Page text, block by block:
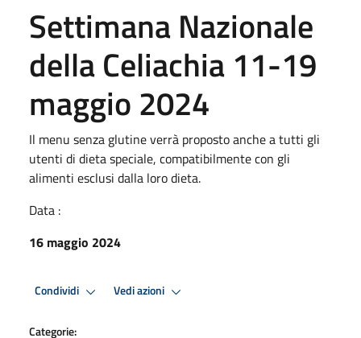
Settimana Nazionale
della Celiachia 11-19
maggio 2024
Il menu senza glutine verrà proposto anche a tutti gli
utenti di dieta speciale, compatibilmente con gli
alimenti esclusi dalla loro dieta.
Data :
16 maggio 2024
Condividi Vedi azioni
Categorie: